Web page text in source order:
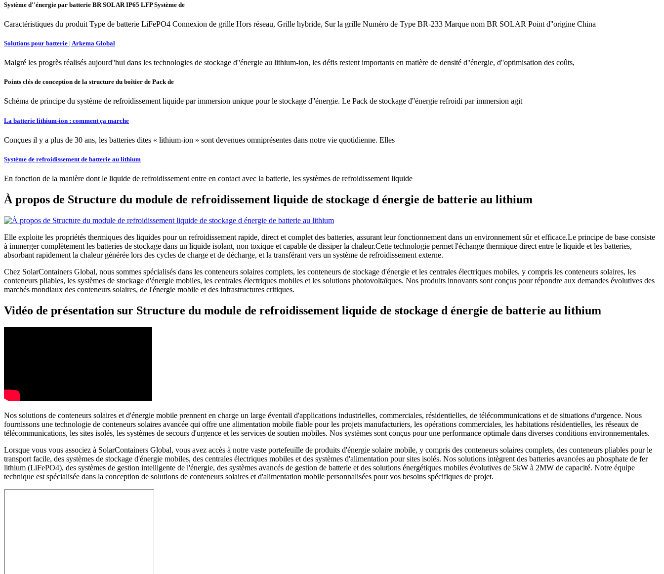
Système d''énergie par batterie BR SOLAR IP65 LFP Système de
Caractéristiques du produit Type de batterie LiFePO4 Connexion de grille Hors réseau, Grille hybride, Sur la grille Numéro de Type BR-233 Marque nom BR SOLAR Point d''origine China
Solutions pour batterie | Arkema Global
Malgré les progrès réalisés aujourd''hui dans les technologies de stockage d''énergie au lithium-ion, les défis restent importants en matière de densité d''énergie, d''optimisation des coûts,
Points clés de conception de la structure du boîtier de Pack de
Schéma de principe du système de refroidissement liquide par immersion unique pour le stockage d''énergie. Le Pack de stockage d''énergie refroidi par immersion agit
La batterie lithium-ion : comment ça marche
Conçues il y a plus de 30 ans, les batteries dites « lithium-ion » sont devenues omniprésentes dans notre vie quotidienne. Elles
Système de refroidissement de batterie au lithium
En fonction de la manière dont le liquide de refroidissement entre en contact avec la batterie, les systèmes de refroidissement liquide
À propos de Structure du module de refroidissement liquide de stockage d énergie de batterie au lithium
Elle exploite les propriétés thermiques des liquides pour un refroidissement rapide, direct et complet des batteries, assurant leur fonctionnement dans un environnement sûr et efficace.Le principe de base consiste
à immerger complètement les batteries de stockage dans un liquide isolant, non toxique et capable de dissiper la chaleur.Cette technologie permet l'échange thermique direct entre le liquide et les batteries,
absorbant rapidement la chaleur générée lors des cycles de charge et de décharge, et la transférant vers un système de refroidissement externe.
Chez SolarContainers Global, nous sommes spécialisés dans les conteneurs solaires complets, les conteneurs de stockage d'énergie et les centrales électriques mobiles, y compris les conteneurs solaires, les
conteneurs pliables, les systèmes de stockage d'énergie mobiles, les centrales électriques mobiles et les solutions photovoltaïques. Nos produits innovants sont conçus pour répondre aux demandes évolutives des
marchés mondiaux des conteneurs solaires, de l'énergie mobile et des infrastructures critiques.
Vidéo de présentation sur Structure du module de refroidissement liquide de stockage d énergie de batterie au lithium
Nos solutions de conteneurs solaires et d'énergie mobile prennent en charge un large éventail d'applications industrielles, commerciales, résidentielles, de télécommunications et de situations d'urgence. Nous
fournissons une technologie de conteneurs solaires avancée qui offre une alimentation mobile fiable pour les projets manufacturiers, les opérations commerciales, les habitations résidentielles, les réseaux de
télécommunications, les sites isolés, les systèmes de secours d'urgence et les services de soutien mobiles. Nos systèmes sont conçus pour une performance optimale dans diverses conditions environnementales.
Lorsque vous vous associez à SolarContainers Global, vous avez accès à notre vaste portefeuille de produits d'énergie solaire mobile, y compris des conteneurs solaires complets, des conteneurs pliables pour le
transport facile, des systèmes de stockage d'énergie mobiles, des centrales électriques mobiles et des systèmes d'alimentation pour sites isolés. Nos solutions intègrent des batteries avancées au phosphate de fer
lithium (LiFePO4), des systèmes de gestion intelligente de l'énergie, des systèmes avancés de gestion de batterie et des solutions énergétiques mobiles évolutives de 5kW à 2MW de capacité. Notre équipe
technique est spécialisée dans la conception de solutions de conteneurs solaires et d'alimentation mobile personnalisées pour vos besoins spécifiques de projet.